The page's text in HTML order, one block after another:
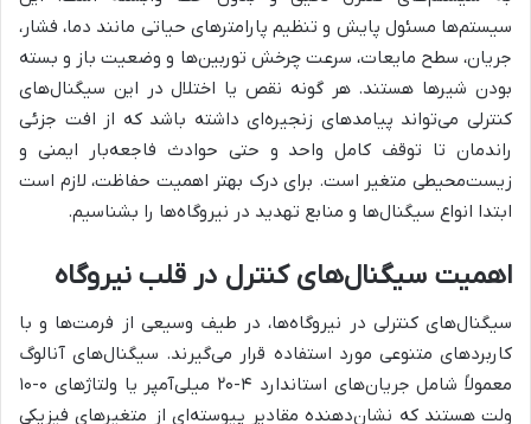
سیستم‌ها مسئول پایش و تنظیم پارامترهای حیاتی مانند دما، فشار،
جریان، سطح مایعات، سرعت چرخش توربین‌ها و وضعیت باز و بسته
بودن شیرها هستند. هر گونه نقص یا اختلال در این سیگنال‌های
کنترلی می‌تواند پیامدهای زنجیره‌ای داشته باشد که از افت جزئی
راندمان تا توقف کامل واحد و حتی حوادث فاجعه‌بار ایمنی و
زیست‌محیطی متغیر است. برای درک بهتر اهمیت حفاظت، لازم است
ابتدا انواع سیگنال‌ها و منابع تهدید در نیروگاه‌ها را بشناسیم.
اهمیت سیگنال‌های کنترل در قلب نیروگاه
سیگنال‌های کنترلی در نیروگاه‌ها، در طیف وسیعی از فرمت‌ها و با
کاربردهای متنوعی مورد استفاده قرار می‌گیرند. سیگنال‌های آنالوگ
معمولاً شامل جریان‌های استاندارد ۴-۲۰ میلی‌آمپر یا ولتاژهای ۰-۱۰
ولت هستند که نشان‌دهنده مقادیر پیوسته‌ای از متغیرهای فیزیکی